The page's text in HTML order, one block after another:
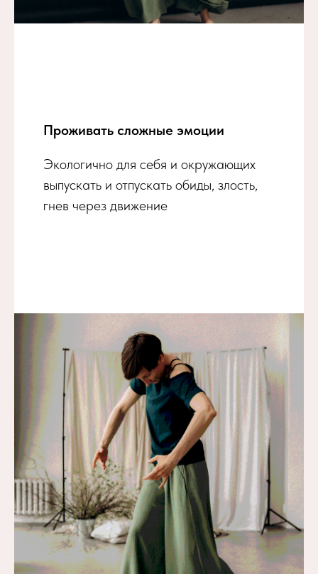
Проживать сложные эмоции
Экологично для себя и окружающих
выпускать и отпускать обиды, злость,
гнев через движение